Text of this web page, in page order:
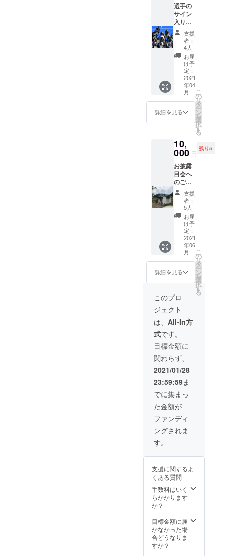
選手の
サイン
入りの
写真 広
大アメ
フト部
の選手
全員が
写真の
裏にサ
インを
書いた
もので
す！
89x127
写真
写真は
３種類
から一
枚お選
びいた
だけま
す
支援
者：
4人
お届
け予
定：
2021
年04
月
詳細を見る
こ
の
リ
タ
ー
ン
を
選
択
す
る
10,
000 円
残り5
お披露
目会へ
のご招
待（屋
外で
BBQを
予定）
BBQは
2021年
６月の
予定で
す。 (日
程は後
日お伝
えしま
す。）
食べ物
はこち
らで提
供しま
す。会
場とな
る団結
ハウス
にはご
自身で
お越し
いただ
きます
ようお
願い致
しま
す。定
員は10
支援
者：
5人
お届
け予
定：
2021
年06
月
詳細を見る
こ
の
リ
タ
ー
ン
を
選
択
す
る
このプロ
ジェクト
は、 All-In方
式です。
目標金額に
関わらず、
2021/01/28
23:59:59ま
でに集まっ
た金額が
ファンディ
ングされま
す。
支援に関するよ
くある質問
手数料はいく
らかかります
か？
目標金額に届
かなかった場
合どうなりま
すか？